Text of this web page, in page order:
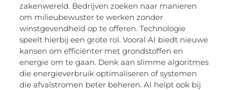
zakenwereld. Bedrijven zoeken naar manieren
om milieubewuster te werken zonder
winstgevendheid op te offeren. Technologie
speelt hierbij een grote rol. Vooral AI biedt nieuwe
kansen om efficiënter met grondstoffen en
energie om te gaan. Denk aan slimme algoritmes
die energieverbruik optimaliseren of systemen
die afvalstromen beter beheren. AI helpt ook bij